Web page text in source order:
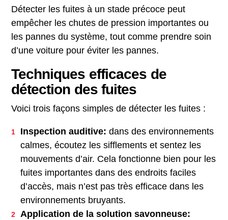
Détecter les fuites à un stade précoce peut
empêcher les chutes de pression importantes ou
les pannes du système, tout comme prendre soin
d’une voiture pour éviter les pannes.
Techniques efficaces de
détection des fuites
Voici trois façons simples de détecter les fuites :
Inspection auditive: dans des environnements
calmes, écoutez les sifflements et sentez les
mouvements d’air. Cela fonctionne bien pour les
fuites importantes dans des endroits faciles
d’accès, mais n’est pas très efficace dans les
environnements bruyants.
Application de la solution savonneuse: